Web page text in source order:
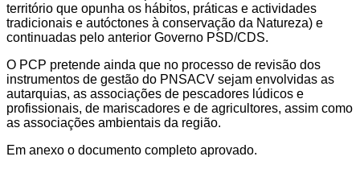
território que opunha os hábitos, práticas e actividades
tradicionais e autóctones à conservação da Natureza) e
continuadas pelo anterior Governo PSD/CDS.
O PCP pretende ainda que no processo de revisão dos
instrumentos de gestão do PNSACV sejam envolvidas as
autarquias, as associações de pescadores lúdicos e
profissionais, de mariscadores e de agricultores, assim como
as associações ambientais da região.
Em anexo o documento completo aprovado.